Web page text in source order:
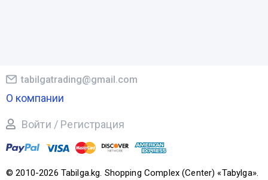
© 2010-2026 Tabilga.kg. Shopping Complex (Center) «Tabylga».
tabilgatrading@gmail.com
О компании
Войти / Регистрация